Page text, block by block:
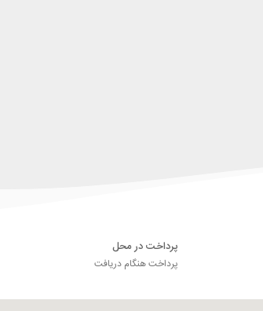
پرداخت در محل
پرداخت هنگام دریافت